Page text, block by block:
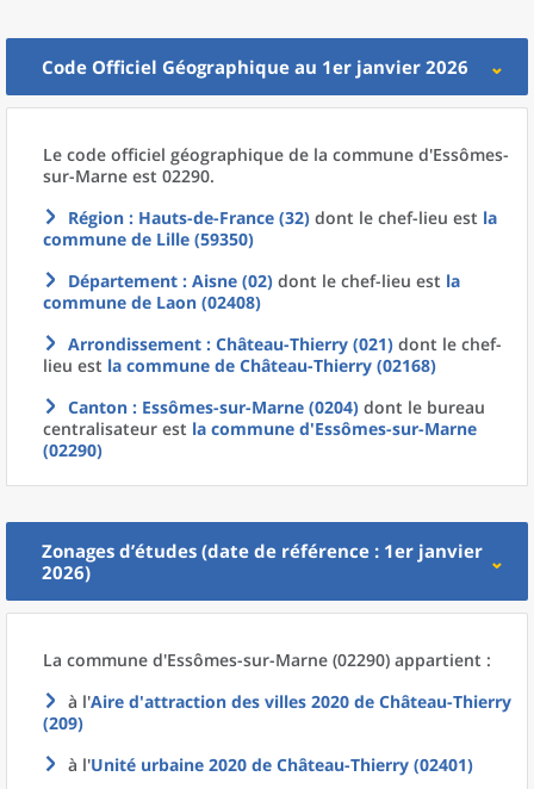
Code Officiel Géographique au 1er janvier 2026
Le code officiel géographique de la commune d'Essômes-
sur-Marne est 02290.
Région : Hauts-de-France (32) dont le chef-lieu est la
commune de Lille (59350)
Département : Aisne (02) dont le chef-lieu est la
commune de Laon (02408)
Arrondissement : Château-Thierry (021) dont le chef-
lieu est la commune de Château-Thierry (02168)
Canton : Essômes-sur-Marne (0204) dont le bureau
centralisateur est la commune d'Essômes-sur-Marne
(02290)
Zonages d’études (date de référence : 1er janvier
2026)
La commune d'Essômes-sur-Marne (02290) appartient :
à l'Aire d'attraction des villes 2020 de Château-Thierry
(209)
à l'Unité urbaine 2020 de Château-Thierry (02401)